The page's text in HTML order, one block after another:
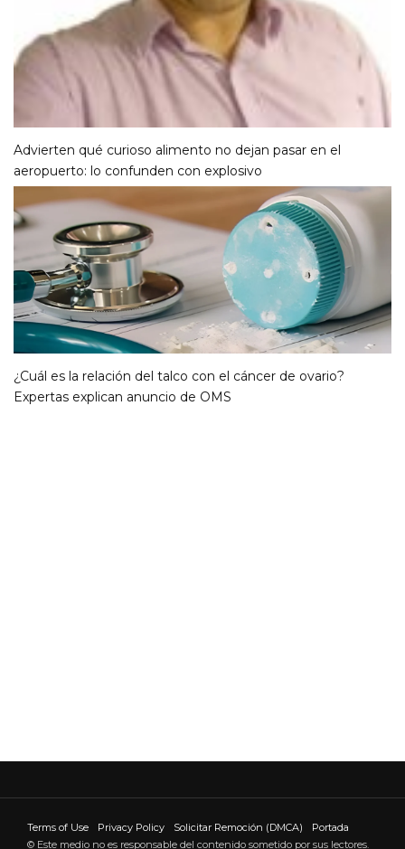
Advierten qué curioso alimento no dejan pasar en el
aeropuerto: lo confunden con explosivo
¿Cuál es la relación del talco con el cáncer de ovario?
Expertas explican anuncio de OMS
Terms of Use Privacy Policy Solicitar Remoción (DMCA)
Portada
© Este medio no es responsable del contenido sometido por sus lectores.